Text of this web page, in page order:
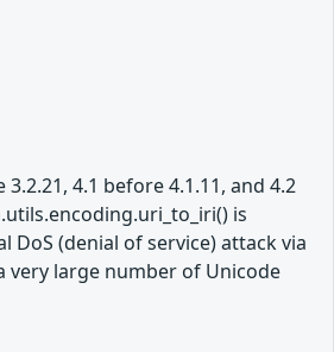
4.1 before 4.1.11, and 4.2
is
DoS (denial of service) attack via
very large number of Unicode